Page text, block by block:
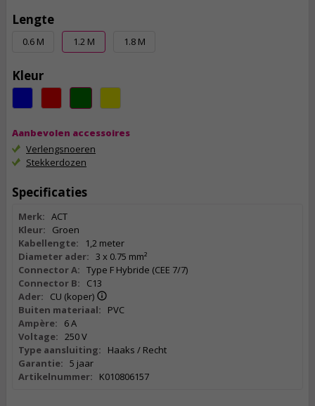
Lengte
0.6 M 1.2 M 1.8 M
Kleur
Aanbevolen accessoires
Verlengsnoeren
Stekkerdozen
Specificaties
Merk: ACT
Kleur:
Groen
Kabellengte:
1,2 meter
Diameter ader: 3 x 0.75 mm²
Connector A: Type F Hybride (CEE 7/7)
Connector B:
C13
Ader:
CU (koper)
Buiten materiaal:
PVC
Ampère:
6 A
Voltage: 250 V
Type aansluiting:
Haaks / Recht
Garantie: 5 jaar
Artikelnummer:
K010806157